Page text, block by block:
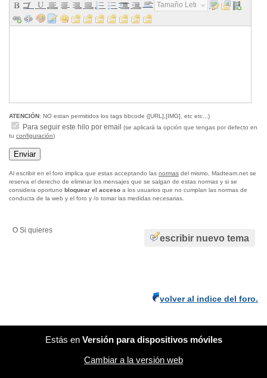
Tamaño Letra...
ATENCIÓN: NO estan permitidos los tags bbcode ([URL],[IMG], etc etc...)
Para seguir este hilo por email
(se aplicará la opción que tengas por defecto en
tu configuración)
Al escribir en el foro implica que estas acceptando las normas del mismo, Madteam.net se
reserva el derecho de eliminar los mensajes que se salgan de estas normas y si se
considera oportuno bloquear el acceso a los usuarios que no cumplan las normas de
conducta de la web y el foro y /o tomar las medidas necesarias.
escribir nuevo tema
O Si quieres
volver al indice del foro.
Estás en Versión para dispositivos móviles
Cambiar a la versión web